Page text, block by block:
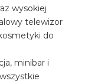
wysokiej
telewizor
do
minibar i